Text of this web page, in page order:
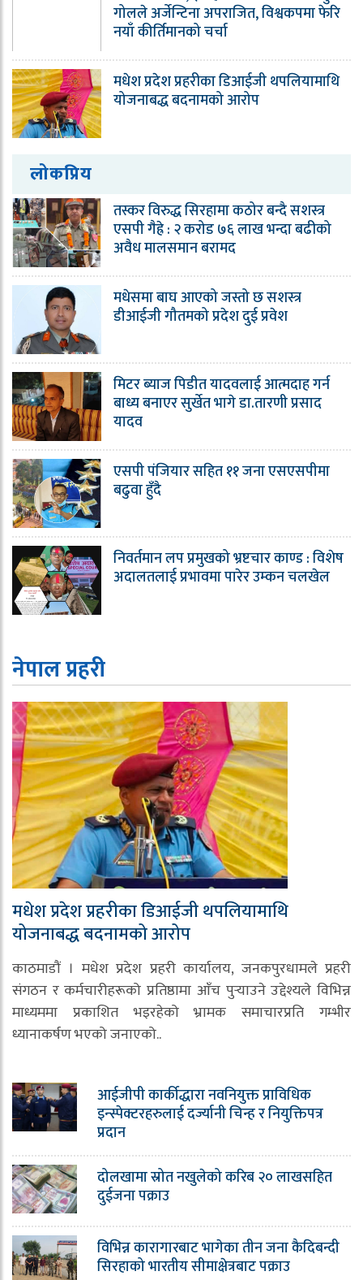
गोलले अर्जेन्टिना अपराजित, विश्वकपमा फेरि
नयाँ कीर्तिमानको चर्चा
मधेश प्रदेश प्रहरीका डिआईजी थपलियामाथि
योजनाबद्ध बदनामको आरोप
लोकप्रिय
तस्कर विरुद्ध सिरहामा कठोर बन्दै सशस्त्र
एसपी गैह्रे : २ करोड ७६ लाख भन्दा बढीको
अवैध मालसमान बरामद
मधेसमा बाघ आएको जस्तो छ सशस्त्र
डीआईजी गौतमको प्रदेश दुई प्रवेश
मिटर ब्याज पिडीत यादवलाई आत्मदाह गर्न
बाध्य बनाएर सुर्खेत भागे डा.तारणी प्रसाद
यादव
एसपी पंजियार सहित ११ जना एसएसपीमा
बढुवा हुँदै
निवर्तमान लप प्रमुखको भ्रष्टचार काण्ड : विशेष
अदालतलाई प्रभावमा पारेर उम्कन चलखेल
नेपाल प्रहरी
मधेश प्रदेश प्रहरीका डिआईजी थपलियामाथि
योजनाबद्ध बदनामको आरोप
काठमाडौं । मधेश प्रदेश प्रहरी कार्यालय, जनकपुरधामले प्रहरी
संगठन र कर्मचारीहरूको प्रतिष्ठामा आँच पुर्‍याउने उद्देश्यले विभिन्न
माध्यममा प्रकाशित भइरहेको भ्रामक समाचारप्रति गम्भीर
ध्यानाकर्षण भएको जनाएको..
आईजीपी कार्कीद्धारा नवनियुक्त प्राविधिक
इन्स्पेक्टरहरुलाई दर्ज्यानी चिन्ह र नियुक्तिपत्र
प्रदान
दोलखामा स्रोत नखुलेको करिब २० लाखसहित
दुईजना पक्राउ
विभिन्न कारागारबाट भागेका तीन जना कैदिबन्दी
सिरहाको भारतीय सीमाक्षेत्रबाट पक्राउ